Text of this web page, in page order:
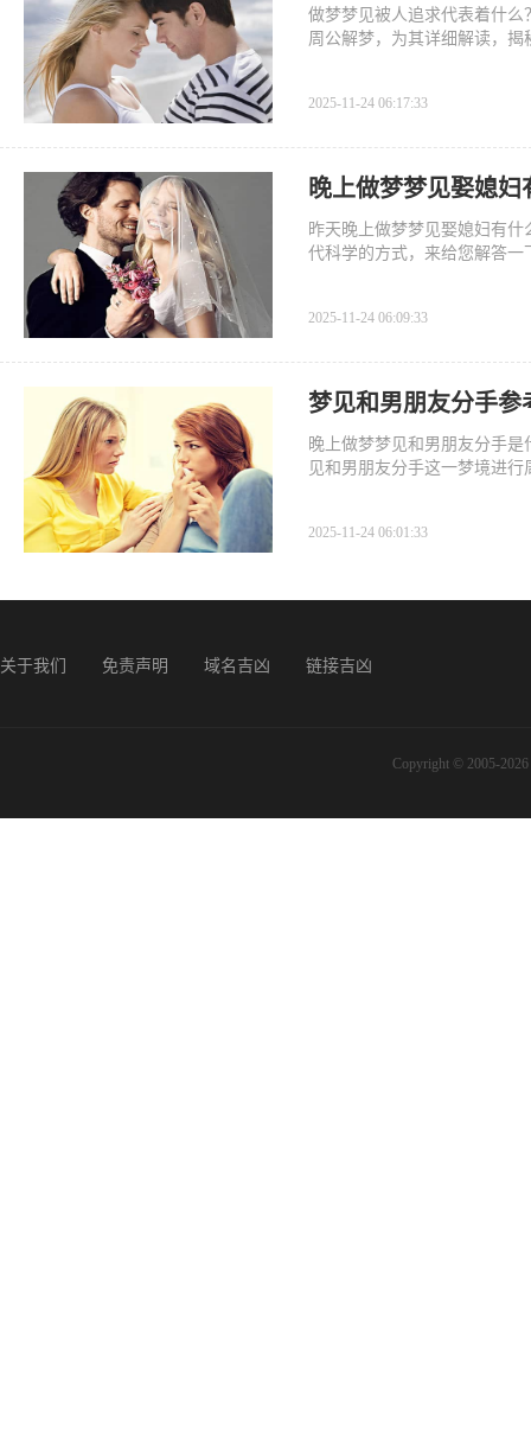
做梦梦见被人追求代表着什
周公解梦，为其详细解读，
2025-11-24 06:17:33
晚上做梦梦见娶媳妇
昨天晚上做梦梦见娶媳妇有
代科学的方式，来给您解答
2025-11-24 06:09:33
梦见和男朋友分手
晚上做梦梦见和男朋友分手
见和男朋友分手这一梦境进
2025-11-24 06:01:33
关于我们 免责声明 域名吉凶 链接吉凶
Copyright © 2005-